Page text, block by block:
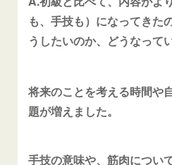
も、手技も）になってきた
うしたいのか、どうなって
将来のことを考える時間や
題が増えました。
手技の意味や、筋肉につい